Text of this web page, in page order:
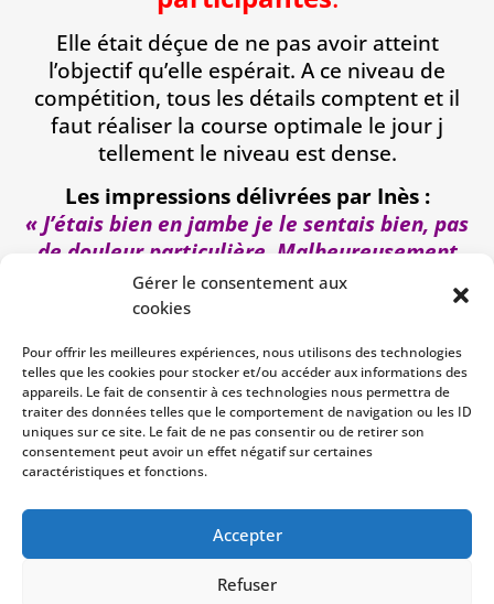
Gérer le consentement aux
cookies
Pour offrir les meilleures expériences, nous utilisons des technologies
telles que les cookies pour stocker et/ou accéder aux informations des
appareils. Le fait de consentir à ces technologies nous permettra de
traiter des données telles que le comportement de navigation ou les ID
uniques sur ce site. Le fait de ne pas consentir ou de retirer son
consentement peut avoir un effet négatif sur certaines
caractéristiques et fonctions.
Accepter
Refuser
Elle était déçue de ne pas avoir atteint
l’objectif qu’elle espérait. A ce niveau de
compétition, tous les détails comptent et il
faut réaliser la course optimale le jour j
tellement le niveau est dense.
Les impressions délivrées par Inès :
« J’étais bien en jambe je le sentais bien, pas
de douleur particulière. Malheureusement
nous avons eu un orage, la compétition a
était retardée et nous avons dû courir tard –
course mes sensations étaient plutôt bonnes
je pense que je suis partie un peu lentement
mais j’étais bien au 300m. Malheureusement
je fais une faute à la dernière haie donc je
perds des secondes. La finale sera pour